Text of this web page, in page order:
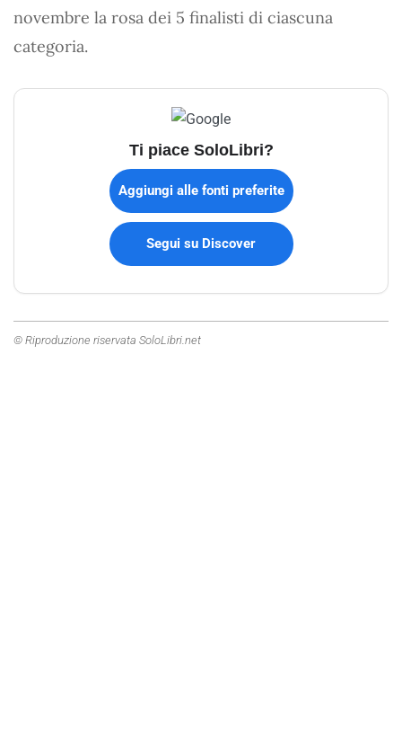
novembre la rosa dei 5 finalisti di ciascuna
categoria.
Ti piace SoloLibri?
Aggiungi alle fonti preferite
Segui su Discover
© Riproduzione riservata SoloLibri.net